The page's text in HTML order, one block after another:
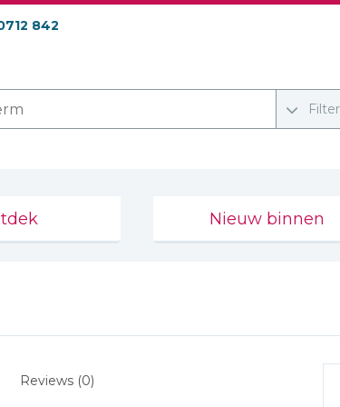
842
Nieuw binnen
Reviews (0)